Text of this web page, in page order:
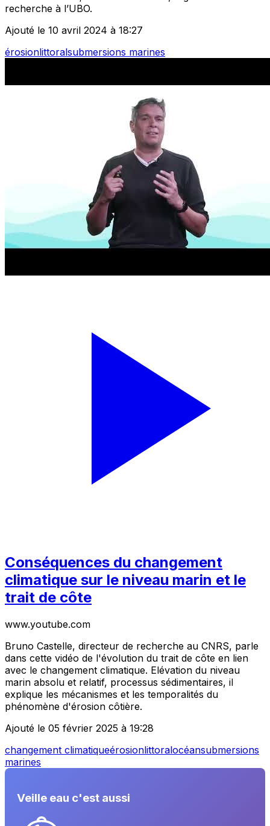
recherche à l’UBO.
Ajouté le 10 avril 2024 à 18:27
érosionlittoralsubmersions marines
Conséquences du changement
climatique sur le niveau marin et le
trait de côte
www.youtube.com
Bruno Castelle, directeur de recherche au CNRS, parle
dans cette vidéo de l'évolution du trait de côte en lien
avec le changement climatique. Elévation du niveau
marin absolu et relatif, processus sédimentaires, il
explique les mécanismes et les temporalités du
phénomène d'érosion côtière.
Ajouté le 05 février 2025 à 19:28
changement climatiqueérosionlittoralocéansubmersions
marines
Veille eau c'est aussi